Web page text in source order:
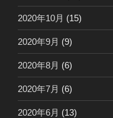
2020年10月 (15)
2020年9月 (9)
2020年8月 (6)
2020年7月 (6)
2020年6月 (13)